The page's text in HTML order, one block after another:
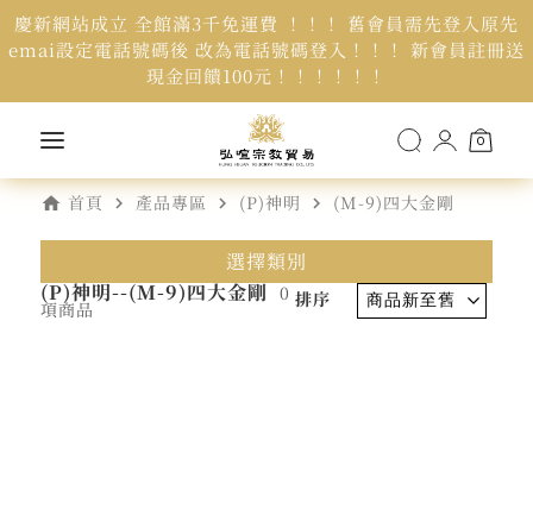
慶新網站成立 全館滿3千免運費 ！！！ 舊會員需先登入原先
emai設定電話號碼後 改為電話號碼登入！！！ 新會員註冊送
現金回饋100元！！！！！！
0
home 首頁 navigate_next 產品專區 navigate_next (P)神明 navigate_next (M-9)四大金剛
選擇類別
(P)神明--(M-9)四大金剛
0
項商品
排序